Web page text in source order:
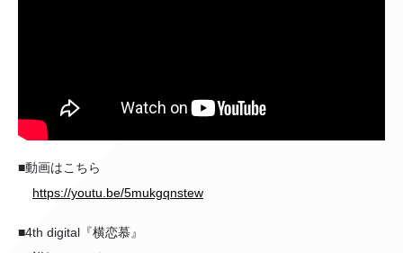
■動画はこちら
https://youtu.be/5mukgqnstew
■4th digital『横恋慕』